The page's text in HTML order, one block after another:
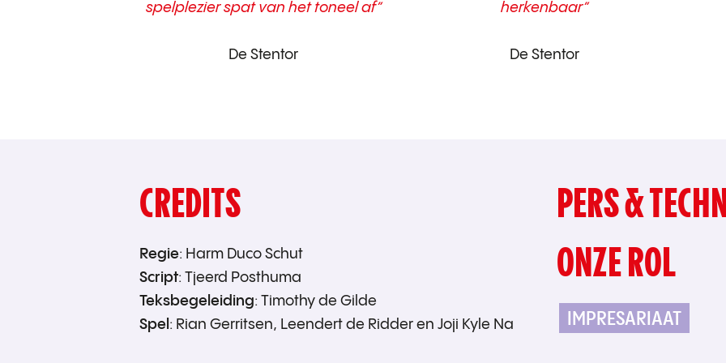
spelplezier spat van het toneel af”
De Stentor
herkenbaar”
De Stentor
CREDITS
Regie: Harm Duco Schut
Script: Tjeerd Posthuma
Teksbegeleiding: Timothy de Gilde
Spel : Rian Gerritsen, Leendert de Ridder en Joji Kyle Na
PERS &
ONZE ROL
IMPRESARIAAT